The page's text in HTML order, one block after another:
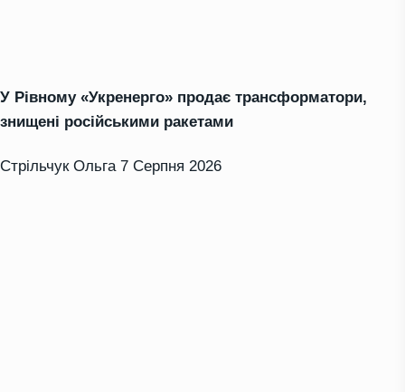
У Рівному «Укренерго» продає трансформатори,
знищені російськими ракетами
Стрільчук Ольга 7 Серпня 2026